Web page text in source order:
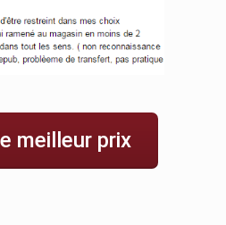
meilleur prix